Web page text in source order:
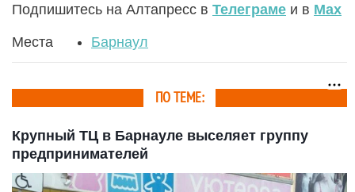
Подпишитесь на Алтапресс в Телеграме и в Max
Места Барнаул
ПО ТЕМЕ:
Крупный ТЦ в Барнауле выселяет группу
предпринимателей